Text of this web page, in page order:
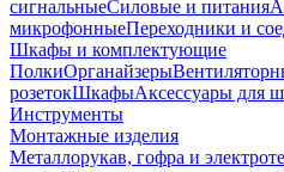
сигнальныеСиловые и питания
микрофонныеПереходники и
Шкафы и комплектующие
ПолкиОрганайзеры
розетокШкафыАксессуары для
Инструменты
Монтажные изделия
Металлорукав, гофра и